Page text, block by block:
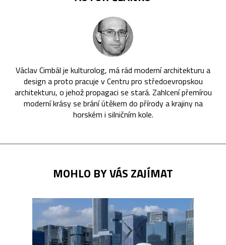
Václav Cimbál je kulturolog, má rád moderní architekturu a
design a proto pracuje v Centru pro středoevropskou
architekturu, o jehož propagaci se stará. Zahlcení přemírou
moderní krásy se brání útěkem do přírody a krajiny na
horském i silničním kole.
MOHLO BY VÁS ZAJÍMAT